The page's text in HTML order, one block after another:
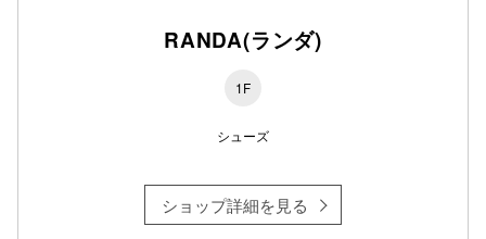
RANDA(ランダ)
1F
シューズ
ショップ詳細を見る